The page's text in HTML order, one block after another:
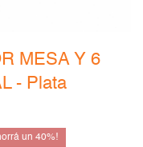
MESA Y 6
- Plata
40